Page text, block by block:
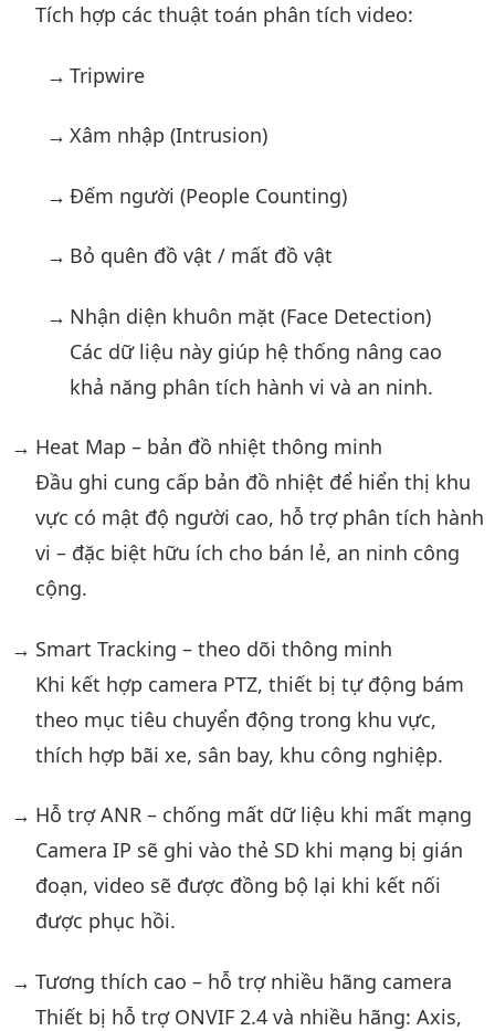
Tích hợp các thuật toán phân tích video:
Tripwire
Xâm nhập (Intrusion)
Đếm người (People Counting)
Bỏ quên đồ vật / mất đồ vật
Nhận diện khuôn mặt (Face Detection)
Các dữ liệu này giúp hệ thống nâng cao
khả năng phân tích hành vi và an ninh.
Heat Map – bản đồ nhiệt thông minh
Đầu ghi cung cấp bản đồ nhiệt để hiển thị khu
vực có mật độ người cao, hỗ trợ phân tích hành
vi – đặc biệt hữu ích cho bán lẻ, an ninh công
cộng.
Smart Tracking – theo dõi thông minh
Khi kết hợp camera PTZ, thiết bị tự động bám
theo mục tiêu chuyển động trong khu vực,
thích hợp bãi xe, sân bay, khu công nghiệp.
Hỗ trợ ANR – chống mất dữ liệu khi mất mạng
Camera IP sẽ ghi vào thẻ SD khi mạng bị gián
đoạn, video sẽ được đồng bộ lại khi kết nối
được phục hồi.
Tương thích cao – hỗ trợ nhiều hãng camera
Thiết bị hỗ trợ ONVIF 2.4 và nhiều hãng: Axis,